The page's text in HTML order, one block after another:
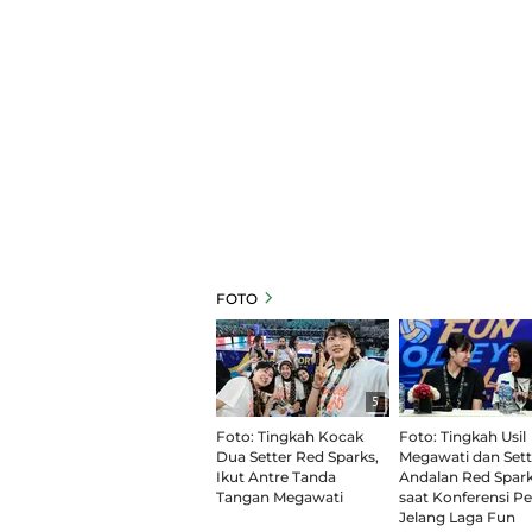
FOTO
5
Foto: Tingkah Kocak
Dua Setter Red Sparks,
Ikut Antre Tanda
Tangan Megawati
Foto: Tingkah Usil
Megawati dan
Andalan Red
saat Konferensi
Jelang Laga Fun